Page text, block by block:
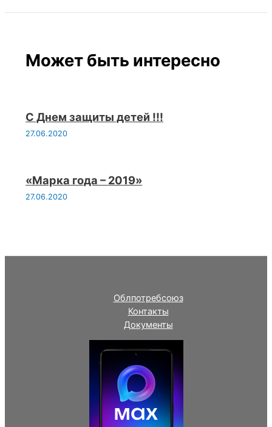
Может быть интересно
С Днем защиты детей !!!
27.06.2020
«Марка года – 2019»
27.06.2020
Облпотребсоюз
Контакты
Документы